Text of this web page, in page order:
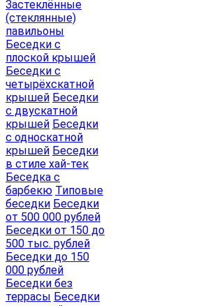
Застеклённые
(стеклянные)
павильоны
Беседки с
плоской крышей
Беседки с
четырёхскатной
крышей Беседки
с двускатной
крышей Беседки
с односкатной
крышей Беседки
в стиле хай-тек
Беседка с
барбекю Типовые
беседки Беседки
от 500 000 рублей
Беседки от 150 до
500 тыс. рублей
Беседки до 150
000 рублей
Беседки без
террасы Беседки